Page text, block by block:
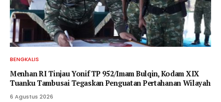
BENGKALIS
Menhan RI Tinjau Yonif TP 952/Imam Bulqin, Kodam XIX
Tuanku Tambusai Tegaskan Penguatan Pertahanan Wilayah
6 Agustus 2026